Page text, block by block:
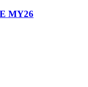
MY26